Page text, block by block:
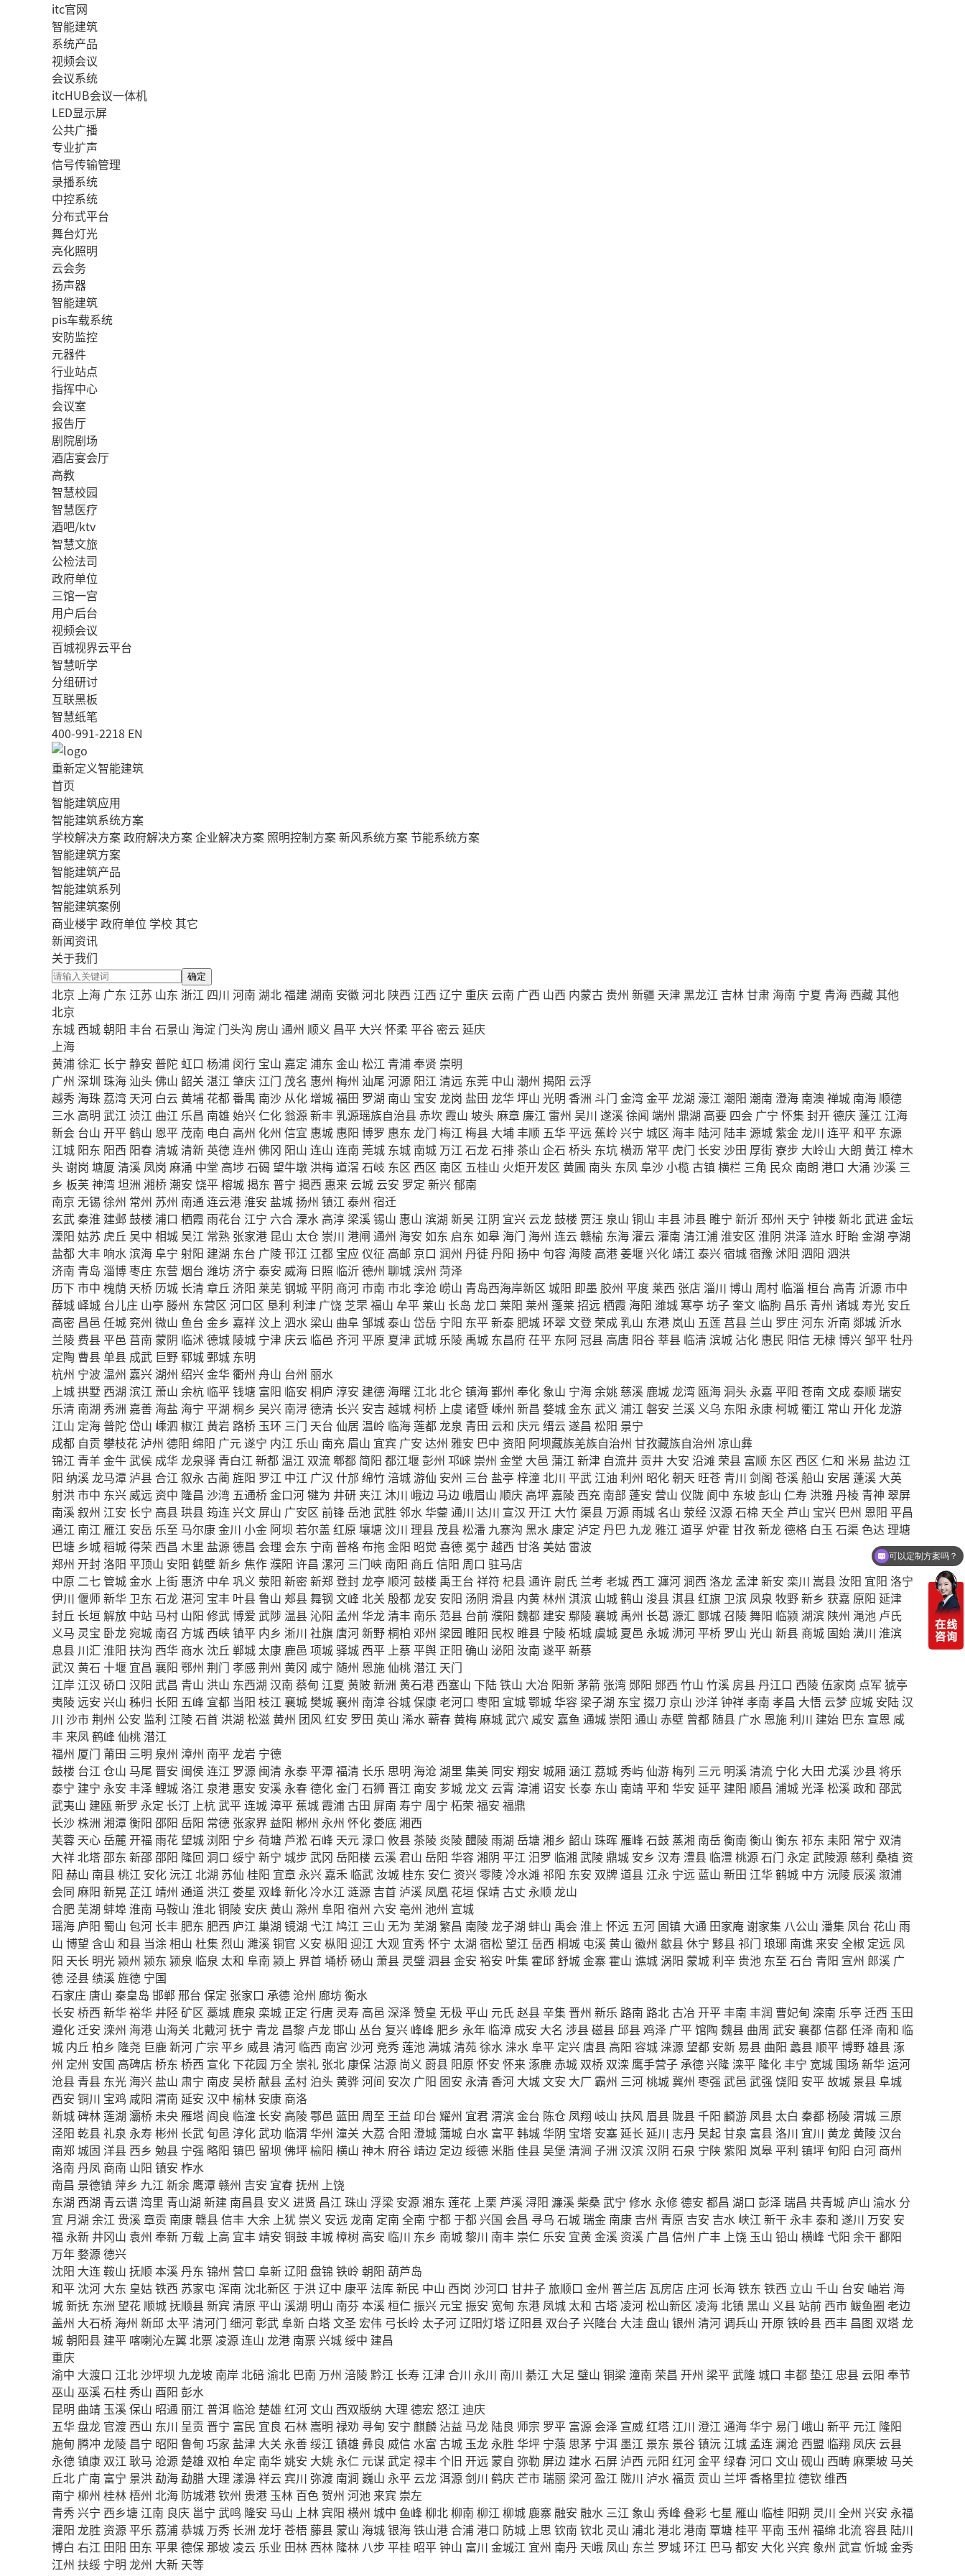
itc官网
智能建筑
系统产品
视频会议
会议系统
itcHUB会议一体机
LED显示屏
公共广播
专业扩声
信号传输管理
录播系统
中控系统
分布式平台
舞台灯光
亮化照明
云会务
扬声器
智能建筑
pis车载系统
安防监控
元器件
行业站点
指挥中心
会议室
报告厅
剧院剧场
酒店宴会厅
高教
智慧校园
智慧医疗
酒吧/ktv
智慧文旅
公检法司
政府单位
三馆一宫
用户后台
视频会议
百城视界云平台
智慧听学
分组研讨
互联黑板
智慧纸笔
400-991-2218 EN
重新定义智能建筑
首页
智能建筑应用
智能建筑系统方案
学校解决方案政府解决方案企业解决方案 照明控制方案新风系统方案节能系统方案
智能建筑方案
智能建筑产品
智能建筑系列
智能建筑案例
商业楼宇 政府单位 学校其它
新闻资讯
关于我们
确定
北京 上海 广东 江苏 山东 浙江 四川 河南 湖北福建湖南 安徽河北 陕西 江西 辽宁 重庆 云南 广西 山西 内蒙古 贵州 新疆 天津黑龙江 吉林甘肃 海南 宁夏 青海 西藏其他
北京
东城 西城朝阳 丰台 石景山 海淀 门头沟 房山 通州 顺义 昌平 大兴怀柔平谷 密云延庆
上海
黄浦徐汇 长宁 静安 普陀 虹口 杨浦 闵行 宝山 嘉定 浦东 金山 松江 青浦奉贤 崇明
广州 深圳 珠海 汕头佛山 韶关 湛江 肇庆 江门 茂名 惠州 梅州 汕尾 河源 阳江 清远 东莞 中山 潮州 揭阳 云浮
越秀 海珠 荔湾 天河 白云黄埔 花都番禺 南沙 从化增城福田 罗湖 南山 宝安 龙岗 盐田 龙华坪山 光明 香洲 斗门 金湾金平龙湖 濠江 潮阳 潮南 澄海 南澳禅城 南海 顺德
三水 高明 武江 浈江 曲江 乐昌 南雄 始兴仁化 翁源新丰乳源瑶族自治县赤坎 霞山 坡头麻章 廉江 雷州 吴川 遂溪徐闻 端州 鼎湖 高要 四会 广宁 怀集封开德庆 蓬江 江海
新会 台山 开平鹤山 恩平 茂南 电白 高州 化州 信宜 惠城 惠阳 博罗 惠东 龙门 梅江 梅县 大埔丰顺 五华平远 蕉岭 兴宁 城区 海丰 陆河 陆丰源城紫金龙川 连平和平 东源
江城 阳东 阳西 阳春清城清新 英德连州 佛冈 阳山 连山 连南 莞城 东城 南城 万江 石龙石排茶山 企石 桥头 东坑横沥 常平 虎门 长安 沙田 厚街寮步 大岭山 大朗 黄江 樟木
头谢岗 塘厦 清溪 凤岗 麻涌 中堂 高埗石碣 望牛墩 洪梅道滘 石岐 东区 西区 南区 五桂山 火炬开发区 黄圃 南头 东凤阜沙小榄 古镇横栏 三角 民众 南朗 港口 大涌 沙溪 三
乡 板芙 神湾坦洲 湘桥潮安 饶平榕城揭东 普宁 揭西 惠来 云城 云安 罗定 新兴郁南
南京 无锡 徐州 常州 苏州 南通连云港淮安 盐城扬州 镇江 泰州 宿迁
玄武秦淮 建邺鼓楼 浦口 栖霞 雨花台 江宁 六合 溧水 高淳 梁溪锡山 惠山 滨湖 新吴 江阴 宜兴 云龙鼓楼 贾汪 泉山 铜山 丰县 沛县 睢宁 新沂邳州 天宁 钟楼 新北武进金坛
溧阳 姑苏 虎丘 吴中 相城吴江 常熟 张家港 昆山 太仓 崇川 港闸 通州 海安 如东 启东 如皋 海门 海州 连云赣榆 东海灌云灌南 清江浦淮安区 淮阴 洪泽 涟水 盱眙金湖 亭湖
盐都 大丰 响水滨海阜宁 射阳 建湖 东台 广陵邗江 江都 宝应 仪征 高邮 京口 润州 丹徒丹阳 扬中 句容 海陵 高港姜堰兴化靖江 泰兴宿城宿豫 沭阳 泗阳 泗洪
济南 青岛 淄博枣庄 东营 烟台 潍坊济宁 泰安 威海 日照 临沂德州 聊城滨州 菏泽
历下市中 槐荫 天桥 历城 长清章丘 济阳 莱芜钢城平阴 商河市南 市北李沧 崂山 青岛西海岸新区 城阳 即墨 胶州 平度 莱西 张店 淄川 博山 周村 临淄 桓台 高青 沂源市中
薛城 峄城 台儿庄 山亭 滕州 东营区 河口区 垦利 利津 广饶 芝罘福山 牟平 莱山 长岛 龙口 莱阳 莱州 蓬莱招远 栖霞 海阳 潍城 寒亭 坊子奎文 临朐 昌乐 青州 诸城寿光 安丘
高密 昌邑 任城 兖州 微山 鱼台 金乡 嘉祥 汶上 泗水 梁山 曲阜邹城泰山 岱岳 宁阳 东平新泰 肥城环翠文登 荣成乳山 东港 岚山 五莲 莒县 兰山 罗庄河东 沂南 郯城 沂水
兰陵 费县平邑 莒南 蒙阴 临沭德城 陵城 宁津 庆云 临邑 齐河平原 夏津武城 乐陵 禹城 东昌府茌平 东阿冠县 高唐 阳谷莘县 临清滨城 沾化 惠民 阳信无棣博兴邹平牡丹
定陶 曹县单县 成武 巨野 郓城 鄄城 东明
杭州 宁波 温州 嘉兴湖州 绍兴金华衢州 舟山 台州 丽水
上城拱墅 西湖 滨江 萧山 余杭 临平钱塘 富阳 临安 桐庐 淳安 建德 海曙 江北北仑镇海鄞州 奉化 象山 宁海余姚 慈溪 鹿城龙湾 瓯海洞头 永嘉 平阳 苍南 文成泰顺瑞安
乐清 南湖 秀洲 嘉善 海盐 海宁 平湖 桐乡 吴兴 南浔德清 长兴 安吉 越城柯桥 上虞 诸暨 嵊州 新昌 婺城金东 武义 浦江 磐安 兰溪 义乌 东阳 永康柯城衢江 常山 开化龙游
江山 定海普陀 岱山 嵊泗 椒江 黄岩 路桥 玉环 三门 天台 仙居 温岭 临海莲都龙泉 青田 云和 庆元缙云遂昌 松阳 景宁
成都 自贡 攀枝花 泸州 德阳 绵阳 广元遂宁 内江 乐山 南充 眉山 宜宾 广安 达州 雅安 巴中 资阳 阿坝藏族羌族自治州 甘孜藏族自治州 凉山彝
锦江 青羊金牛武侯 成华龙泉驿 青白江 新都 温江 双流郫都 简阳 都江堰彭州 邛崃 崇州 金堂 大邑 蒲江 新津 自流井 贡井 大安 沿滩 荣县 富顺 东区 西区 仁和 米易 盐边 江
阳 纳溪龙马潭 泸县合江 叙永古蔺旌阳 罗江 中江 广汉 什邡 绵竹 涪城游仙 安州 三台 盐亭 梓潼北川 平武 江油 利州 昭化朝天 旺苍 青川 剑阁 苍溪船山 安居 蓬溪 大英
射洪市中 东兴 威远 资中 隆昌 沙湾 五通桥金口河犍为 井研 夹江 沐川 峨边 马边 峨眉山 顺庆 高坪 嘉陵 西充 南部 蓬安 营山 仪陇 阆中 东坡彭山 仁寿 洪雅丹棱 青神 翠屏
南溪叙州 江安 长宁 高县珙县筠连兴文 屏山 广安区 前锋岳池武胜 邻水华蓥 通川 达川 宣汉 开江 大竹 渠县 万源雨城 名山 荥经汉源石棉 天全 芦山 宝兴 巴州 恩阳 平昌
通江 南江 雁江 安岳 乐至 马尔康金川 小金 阿坝 若尔盖 红原 壤塘 汶川 理县 茂县松潘 九寨沟 黑水 康定 泸定 丹巴 九龙雅江 道孚炉霍 甘孜新龙德格 白玉 石渠色达 理塘
巴塘 乡城稻城得荣 西昌 木里 盐源德昌 会理 会东 宁南 普格布拖金阳 昭觉 喜德 冕宁 越西 甘洛 美姑 雷波
郑州 开封洛阳 平顶山 安阳 鹤壁新乡 焦作濮阳 许昌 漯河 三门峡 南阳 商丘 信阳 周口 驻马店
中原 二七 管城金水 上街 惠济 中牟巩义 荥阳 新密 新郑登封龙亭 顺河鼓楼 禹王台 祥符 杞县通许 尉氏 兰考 老城 西工瀍河涧西 洛龙 孟津新安 栾川 嵩县 汝阳 宜阳 洛宁
伊川 偃师新华 卫东 石龙湛河 宝丰 叶县鲁山 郏县舞钢 文峰 北关 殷都龙安 安阳 汤阴 滑县 内黄林州 淇滨 山城鹤山 浚县淇县红旗 卫滨 凤泉 牧野新乡 获嘉 原阳 延津
封丘 长垣解放 中站 马村 山阳 修武博爱 武陟 温县沁阳 孟州 华龙清丰 南乐 范县 台前濮阳 魏都 建安 鄢陵襄城 禹州 长葛 源汇 郾城召陵舞阳 临颍 湖滨 陕州 渑池 卢氏
义马 灵宝 卧龙宛城 南召 方城 西峡镇平 内乡 淅川 社旗 唐河新野桐柏 邓州 梁园 睢阳 民权 睢县 宁陵柘城 虞城 夏邑 永城浉河平桥 罗山 光山 新县 商城 固始潢川 淮滨
息县 川汇 淮阳 扶沟 西华 商水 沈丘 郸城 太康 鹿邑 项城驿城 西平 上蔡 平舆 正阳 确山 泌阳 汝南 遂平新蔡
武汉 黄石 十堰 宜昌 襄阳 鄂州 荆门 孝感荆州 黄冈 咸宁 随州 恩施仙桃潜江 天门
江岸 江汉 硚口 汉阳 武昌 青山 洪山 东西湖 汉南 蔡甸 江夏 黄陂 新洲 黄石港 西塞山 下陆铁山 大冶 阳新茅箭 张湾 郧阳 郧西 竹山 竹溪 房县丹江口 西陵伍家岗 点军 猇亭
夷陵远安 兴山 秭归 长阳 五峰 宜都 当阳 枝江 襄城樊城襄州 南漳谷城保康老河口 枣阳 宜城鄂城华容 梁子湖 东宝 掇刀 京山 沙洋钟祥孝南 孝昌 大悟 云梦 应城 安陆汉
川 沙市荆州 公安 监利 江陵石首 洪湖 松滋黄州 团风红安 罗田 英山 浠水蕲春黄梅麻城武穴 咸安 嘉鱼 通城 崇阳 通山 赤壁 曾都 随县 广水 恩施利川 建始 巴东 宣恩 咸
丰 来凤鹤峰 仙桃潜江
福州 厦门 莆田 三明 泉州 漳州 南平龙岩 宁德
鼓楼 台江 仓山 马尾 晋安 闽侯连江 罗源 闽清 永泰平潭福清 长乐 思明 海沧 湖里 集美 同安 翔安 城厢 涵江 荔城秀屿仙游梅列 三元 明溪清流 宁化 大田 尤溪沙县将乐
泰宁 建宁 永安 丰泽鲤城洛江 泉港 惠安 安溪 永春德化金门 石狮 晋江 南安 芗城龙文 云霄 漳浦诏安 长泰 东山 南靖平和 华安 延平 建阳 顺昌 浦城光泽松溪政和 邵武
武夷山 建瓯新罗 永定 长汀 上杭武平连城 漳平 蕉城 霞浦古田 屏南 寿宁 周宁 柘荣 福安 福鼎
长沙株洲 湘潭衡阳 邵阳 岳阳 常德 张家界 益阳 郴州 永州 怀化 娄底湘西
芙蓉 天心岳麓开福 雨花望城 浏阳 宁乡 荷塘 芦淞石峰 天元 渌口 攸县茶陵 炎陵醴陵雨湖 岳塘湘乡 韶山 珠晖 雁峰 石鼓 蒸湘 南岳衡南 衡山 衡东 祁东 耒阳 常宁 双清
大祥北塔邵东 新邵邵阳 隆回 洞口 绥宁 新宁 城步 武冈 岳阳楼 云溪君山 岳阳 华容湘阴 平江 汨罗 临湘 武陵鼎城 安乡 汉寿 澧县 临澧桃源石门 永定 武陵源 慈利 桑植 资
阳 赫山 南县桃江 安化沅江 北湖 苏仙 桂阳 宜章 永兴 嘉禾 临武 汝城桂东 安仁 资兴零陵 冷水滩 祁阳 东安 双牌道县 江永 宁远 蓝山 新田 江华鹤城 中方 沅陵 辰溪 溆浦
会同 麻阳 新晃 芷江 靖州 通道 洪江 娄星 双峰 新化 冷水江 涟源 吉首 泸溪 凤凰 花垣保靖古丈 永顺龙山
合肥 芜湖 蚌埠淮南 马鞍山 淮北铜陵 安庆黄山 滁州 阜阳 宿州 六安 亳州 池州 宣城
瑶海 庐阳 蜀山 包河 长丰 肥东 肥西 庐江 巢湖 镜湖 弋江 鸠江 三山 无为 芜湖 繁昌 南陵龙子湖 蚌山 禹会淮上 怀远 五河 固镇 大通 田家庵谢家集 八公山 潘集 凤台 花山 雨
山 博望 含山 和县 当涂相山 杜集 烈山 濉溪铜官 义安 枞阳 迎江 大观 宜秀怀宁 太湖 宿松 望江 岳西 桐城 屯溪黄山 徽州 歙县休宁 黟县祁门 琅琊 南谯 来安 全椒 定远 凤
阳 天长 明光颍州 颍东 颍泉 临泉 太和 阜南 颍上 界首埇桥砀山 萧县 灵璧泗县金安 裕安 叶集 霍邱舒城金寨 霍山 谯城 涡阳 蒙城利辛 贵池 东至 石台 青阳 宣州 郎溪 广
德 泾县绩溪旌德 宁国
石家庄 唐山 秦皇岛 邯郸 邢台 保定 张家口 承德 沧州 廊坊衡水
长安 桥西 新华裕华 井陉矿区 藁城 鹿泉 栾城 正定 行唐 灵寿 高邑 深泽 赞皇 无极 平山 元氏赵县辛集 晋州 新乐 路南 路北古冶 开平丰南 丰润 曹妃甸 滦南 乐亭 迁西 玉田
遵化迁安 滦州 海港 山海关 北戴河抚宁 青龙 昌黎 卢龙邯山 丛台 复兴 峰峰 肥乡 永年 临漳 成安 大名 涉县磁县邱县鸡泽 广平馆陶 魏县 曲周 武安 襄都信都任泽 南和 临
城 内丘 柏乡 隆尧 巨鹿新河 广宗 平乡 威县清河 临西 南宫 沙河竞秀莲池 满城清苑徐水 涞水阜平 定兴 唐县 高阳 容城 涞源望都 安新易县 曲阳 蠡县 顺平博野雄县涿
州 定州 安国 高碑店 桥东 桥西 宣化下花园 万全 崇礼 张北 康保 沽源 尚义 蔚县 阳原 怀安 怀来涿鹿赤城 双桥 双滦 鹰手营子承德兴隆 滦平 隆化丰宁 宽城 围场 新华运河
沧县 青县 东光 海兴 盐山 肃宁 南皮 吴桥献县 孟村 泊头黄骅河间 安次 广阳 固安 永清 香河 大城文安 大厂 霸州 三河桃城冀州 枣强 武邑 武强 饶阳 安平故城 景县阜城
西安 铜川 宝鸡 咸阳 渭南 延安 汉中 榆林 安康 商洛
新城碑林莲湖 灞桥未央 雁塔 阎良 临潼 长安 高陵鄠邑 蓝田 周至 王益 印台 耀州 宜君渭滨金台 陈仓 凤翔 岐山 扶风 眉县 陇县千阳 麟游 凤县 太白 秦都杨陵渭城 三原
泾阳 乾县礼泉 永寿彬州 长武旬邑 淳化武功 临渭 华州 潼关 大荔 合阳 澄城蒲城 白水 富平韩城华阴 宝塔 安塞延长 延川 志丹吴起甘泉 富县洛川 宜川 黄龙黄陵汉台
南郑城固 洋县 西乡 勉县 宁强 略阳 镇巴 留坝 佛坪榆阳 横山 神木 府谷靖边 定边绥德 米脂佳县吴堡 清涧 子洲 汉滨汉阴 石泉 宁陕紫阳 岚皋平利 镇坪旬阳 白河 商州
洛南 丹凤 商南 山阳 镇安 柞水
南昌 景德镇萍乡 九江 新余 鹰潭赣州 吉安 宜春抚州 上饶
东湖 西湖 青云谱湾里 青山湖 新建 南昌县 安义 进贤 昌江 珠山 浮梁 安源湘东 莲花 上栗 芦溪 浔阳 濂溪柴桑武宁 修水 永修德安 都昌 湖口 彭泽瑞昌 共青城 庐山 渝水 分
宜 月湖 余江 贵溪章贡 南康赣县信丰 大余 上犹 崇义 安远 龙南 定南 全南 宁都于都兴国 会昌 寻乌 石城瑞金 南康 吉州 青原 吉安 吉水 峡江 新干 永丰泰和 遂川 万安 安
福 永新 井冈山 袁州 奉新 万载 上高 宜丰靖安 铜鼓丰城樟树 高安 临川 东乡 南城黎川 南丰 崇仁 乐安 宜黄金溪 资溪 广昌 信州 广丰 上饶 玉山 铅山 横峰 弋阳 余干鄱阳
万年婺源德兴
沈阳 大连鞍山 抚顺本溪丹东 锦州 营口 阜新辽阳 盘锦 铁岭 朝阳 葫芦岛
和平 沈河 大东 皇姑铁西 苏家屯 浑南 沈北新区 于洪辽中 康平 法库新民 中山 西岗 沙河口 甘井子旅顺口 金州 普兰店 瓦房店 庄河 长海铁东 铁西 立山 千山 台安 岫岩 海
城新抚 东洲 望花 顺城抚顺县新宾 清原 平山 溪湖 明山 南芬 本溪桓仁振兴 元宝 振安 宽甸 东港 凤城 太和 古塔 凌河松山新区 凌海北镇黑山 义县 站前 西市 鲅鱼圈 老边
盖州 大石桥 海州 新邱 太平清河门 细河彰武阜新 白塔文圣宏伟 弓长岭 太子河辽阳灯塔辽阳县 双台子兴隆台 大洼 盘山 银州 清河调兵山 开原 铁岭县 西丰 昌图 双塔龙
城朝阳县 建平 喀喇沁左翼北票 凌源连山 龙港 南票兴城绥中 建昌
重庆
渝中 大渡口 江北沙坪坝 九龙坡 南岸北碚渝北 巴南 万州 涪陵黔江 长寿 江津合川 永川 南川 綦江 大足 璧山 铜梁潼南 荣昌 开州 梁平武隆城口 丰都 垫江 忠县 云阳 奉节
巫山 巫溪石柱 秀山 酉阳 彭水
昆明 曲靖 玉溪保山 昭通丽江 普洱 临沧 楚雄 红河文山 西双版纳 大理 德宏 怒江 迪庆
五华盘龙 官渡 西山 东川 呈贡 晋宁 富民 宜良 石林嵩明 禄劝 寻甸 安宁 麒麟 沾益 马龙 陆良 师宗 罗平 富源 会泽 宣威红塔 江川 澄江 通海华宁 易门 峨山 新平 元江 隆阳
施甸 腾冲 龙陵 昌宁 昭阳 鲁甸 巧家 盐津 大关 永善绥江 镇雄 彝良 威信水富 古城 玉龙 永胜 华坪 宁蒗 思茅 宁洱 墨江 景东 景谷镇沅 江城 孟连 澜沧 西盟 临翔 凤庆 云县
永德镇康 双江 耿马 沧源 楚雄 双柏 牟定 南华姚安 大姚 永仁 元谋武定 禄丰个旧 开远 蒙自 弥勒 屏边 建水石屏 泸西 元阳 红河金平绿春河口 文山 砚山 西畴麻栗坡 马关
丘北 广南 富宁 景洪 勐海 勐腊 大理 漾濞祥云 宾川 弥渡 南涧 巍山 永平 云龙 洱源剑川 鹤庆 芒市瑞丽 梁河盈江 陇川 泸水福贡 贡山 兰坪 香格里拉 德钦维西
南宁 柳州 桂林梧州 北海 防城港钦州 贵港 玉林 百色贺州 河池 来宾 崇左
青秀兴宁 西乡塘 江南 良庆 邕宁 武鸣 隆安 马山 上林 宾阳 横州 城中 鱼峰 柳北柳南 柳江 柳城 鹿寨融安 融水 三江 象山 秀峰 叠彩七星 雁山 临桂 阳朔 灵川 全州 兴安 永福
灌阳 龙胜 资源平乐 荔浦恭城 万秀 长洲 龙圩苍梧 藤县蒙山 海城银海铁山港合浦港口 防城 上思 钦南 钦北 灵山 浦北港北港南 覃塘桂平平南 玉州 福绵 北流 容县 陆川
博白 右江 田阳 田东 平果 德保那坡 凌云 乐业 田林 西林 隆林 八步 平桂 昭平钟山 富川 金城江 宜州 南丹 天峨 凤山 东兰 罗城环江 巴马 都安 大化兴宾 象州 武宣 忻城金秀
江州 扶绥 宁明 龙州 大新 天等
你们电话多少
可以定制方案吗？